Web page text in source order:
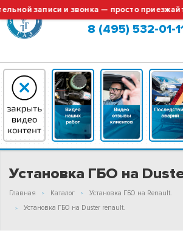
и звонка — просто приезжайте!
Москва (сменить
8 (495) 532-01-
Установка ГБО на
Главная Каталог
Установка ГБО на Renault.
Установка ГБО на Duster renault.